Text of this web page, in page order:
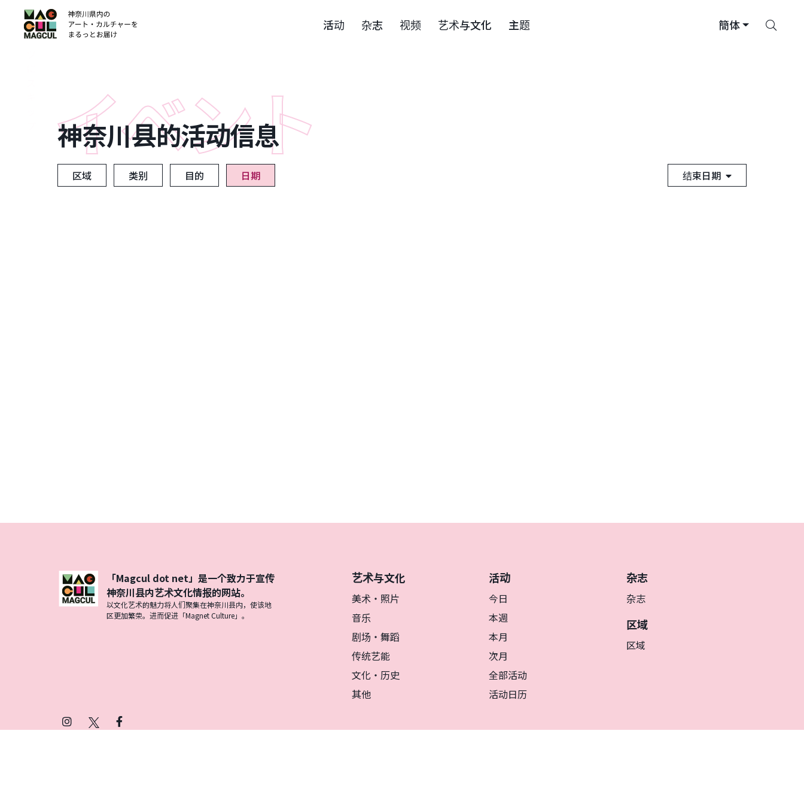
活动 杂志 视频 艺术与文化 主题 簡体
索
ン
テ
ン
神奈川县的活动信息
区域 类别 目的 日期 结束日期
艺术与文化
美术・照片
音乐
剧场・舞蹈
传统艺能
文化・历史
其他
活动
今日
本週
本月
次月
全部活动
活动日历
杂志
杂志
区域
区域
「Magcul dot net」是一个致力于宣传
神奈川县内艺术文化情报的网站。
以文化艺术的魅力将人们聚集在神奈川县内，使该地
区更加繁荣。进而促进「Magnet Culture」。
InstagramFacebook